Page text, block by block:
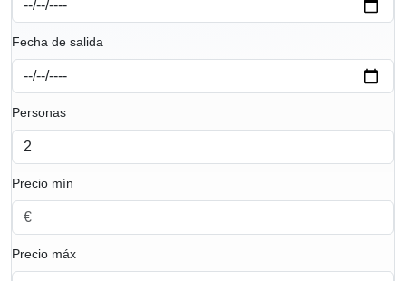
Fecha de salida
Personas
Precio mín
Precio máx